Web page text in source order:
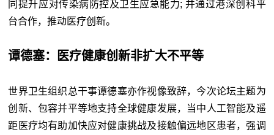
同提升应对传染病防控及卫生应急能力; 并通过港深创科平
台合作，推动医疗创新。
谭德塞：医疗健康创新非扩大不平等
世界卫生组织总干事谭德塞亦作视像致辞，今次论坛主题为
创新、包容并平等地支持全球健康发展，当中人工智能及遥
距医疗均有助加快应对健康挑战及接触偏远地区患者，强调